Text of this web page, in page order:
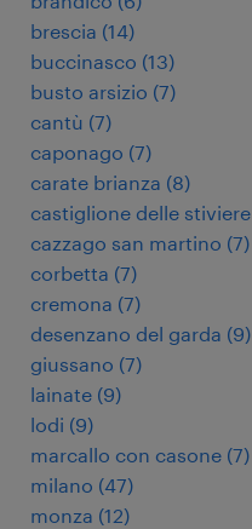
brescia (14)
buccinasco (13)
busto arsizio (7)
cantù (7)
caponago (7)
carate brianza (8)
castiglione delle stiviere
cazzago san martino (7)
corbetta (7)
cremona (7)
desenzano del garda (9)
giussano (7)
lainate (9)
lodi (9)
marcallo con casone (7)
milano (47)
monza (12)